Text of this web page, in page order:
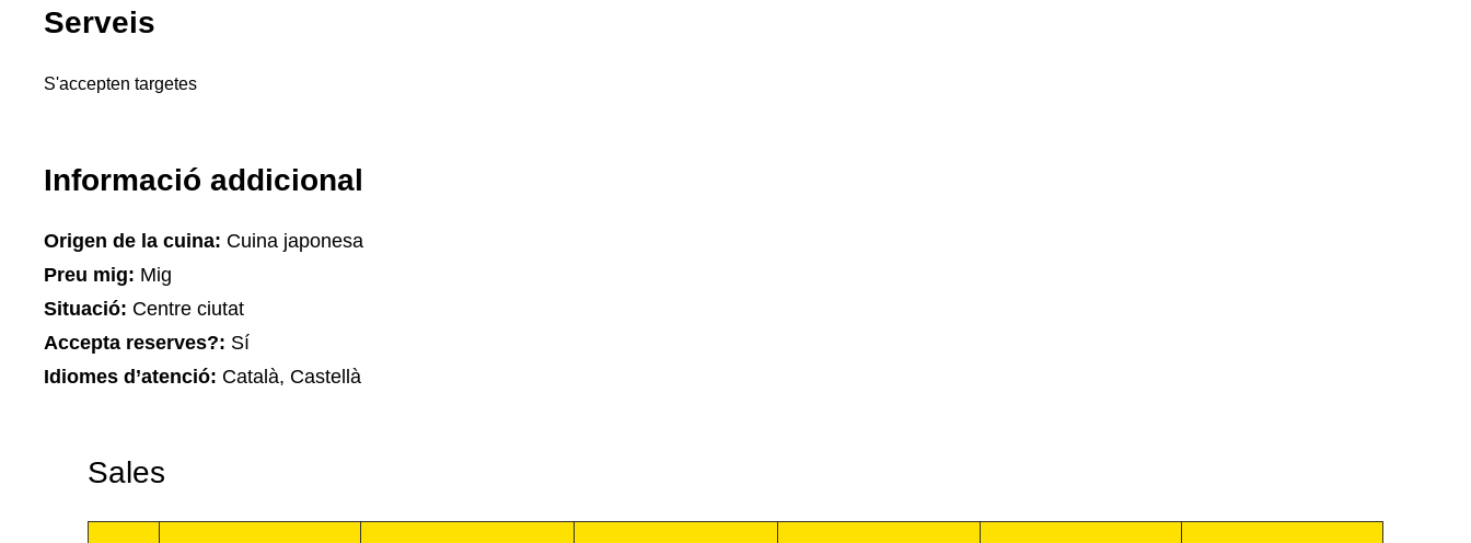
Serveis
S'accepten targetes
Informació addicional
Origen de la cuina: Cuina japonesa
Preu mig: Mig
Situació: Centre ciutat
Accepta reserves?: Sí
Idiomes d’atenció: Català, Castellà
Sales